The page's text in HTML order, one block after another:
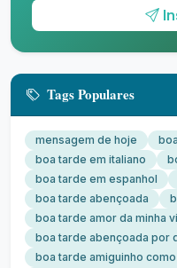
Tags Populares
mensagem de hoje
boa tarde em italiano
boa tarde em espanhol
boa tarde abençoada
boa tarde amor da minha
boa tarde abençoada por
boa tarde amiguinho como